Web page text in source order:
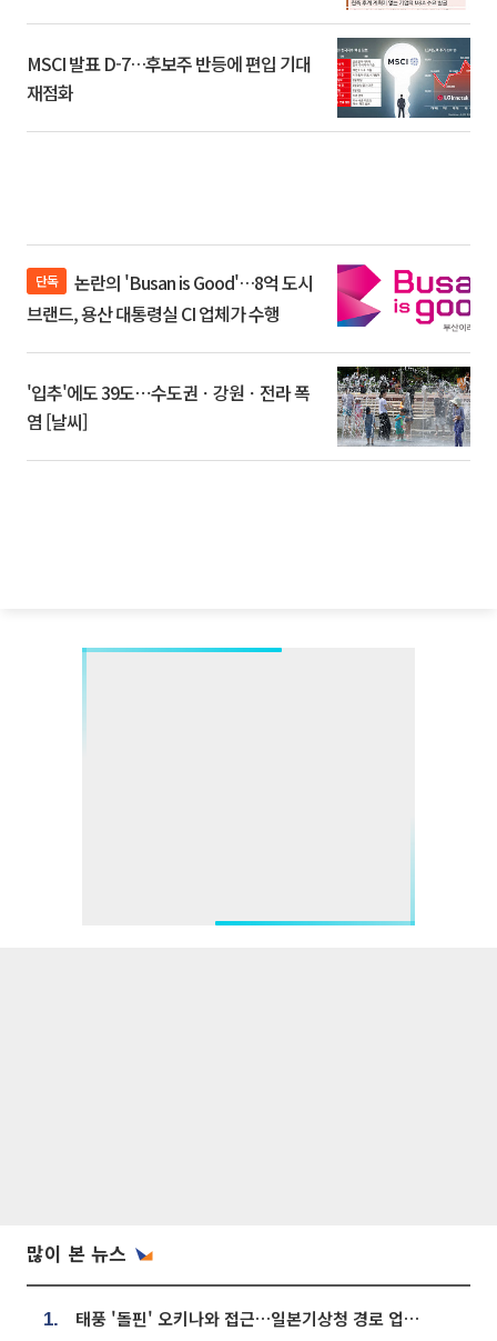
MSCI 발표 D-7…후보주 반등에 편입 기대
재점화
단독
브랜드, 용산 대통령실 CI 업체가 수행
'입추'에도 39도⋯수도권ㆍ강원ㆍ전라 폭
염 [날씨]
많이 본 뉴스
1. 태풍 '돌핀' 오키나와 접근…일본기상청 경로 업데이트